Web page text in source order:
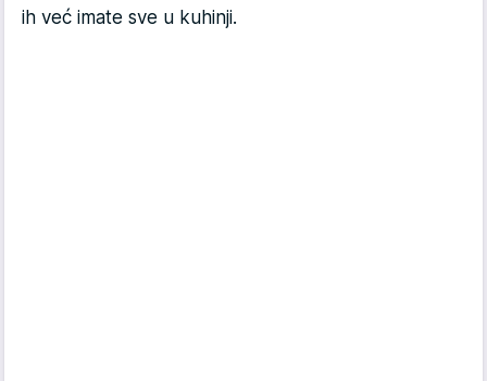
ih već imate sve u kuhinji.